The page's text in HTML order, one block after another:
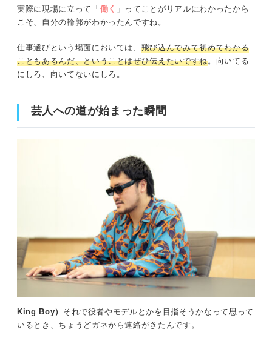
実際に現場に立って「 働く 」ってことがリアルにわかったから
こそ、自分の輪郭がわかったんですね。
仕事選びという場面においては、 飛び込んでみて初めてわかる
こともあるんだ、ということはぜひ伝えたいですね。向いてる
にしろ、向いてないにしろ。
芸人への道が始まった瞬間
King Boy） それで役者やモデルとかを目指そうかなって思って
いるとき、ちょうどガネから連絡がきたんです。